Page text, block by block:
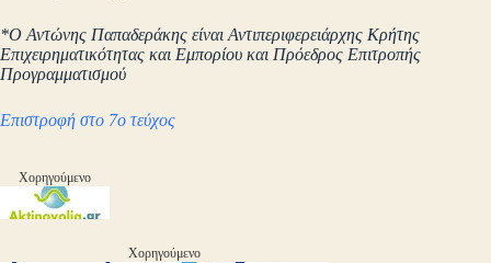
*Ο Αντώνης Παπαδεράκης είναι Αντιπεριφερειάρχης Κρήτης
Επιχειρηματικότητας και Εμπορίου και Πρόεδρος Επιτροπής
Προγραμματισμού
Επιστροφή στο 7ο τεύχος
Χορηγούμενο
Χορηγούμενο